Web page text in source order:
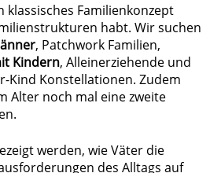
klassisches Familienkonzept
habt. Wir suchen
, Patchwork Familien,
Kindern, Alleinerziehende und
Kind Konstellationen. Zudem
Alter noch mal eine zweite
werden, wie Väter die
des Alltags auf